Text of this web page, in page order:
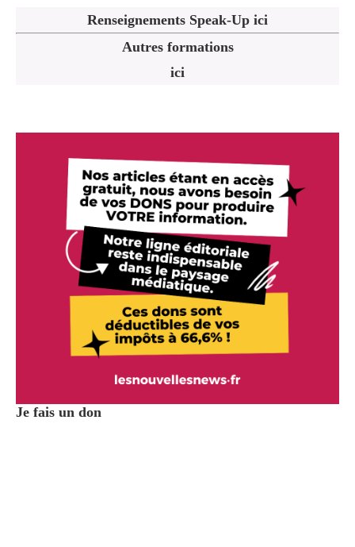
Renseignements Speak-Up ici
Autres formations
ici
Je fais un don